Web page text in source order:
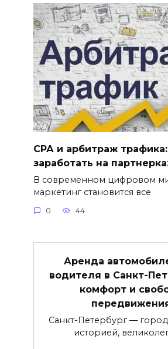
СРА и арбитраж трафика:
заработать на
В современном цифровом
маркетинг становится все
0 44
Аренда
водителя в Санкт-
комфорт и
Санкт-Петербург — город
историей,